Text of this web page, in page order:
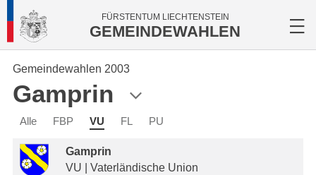
FÜRSTENTUM LIECHTENSTEIN
GEMEINDEWAHLEN
Gemeindewahlen 2003
Gamprin
Alle FBP VU FL PU
Gamprin
VU | Vaterländische Union